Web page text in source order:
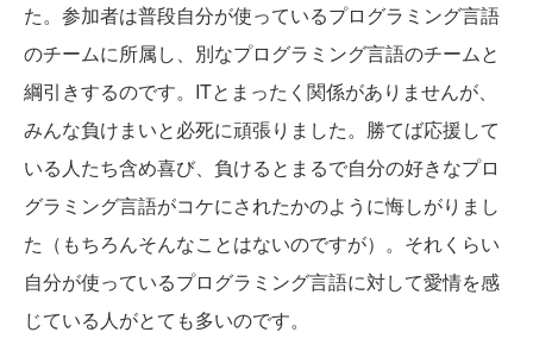
た。参加者は普段自分が使っているプログラミング言語
のチームに所属し、別なプログラミング言語のチームと
綱引きするのです。ITとまったく関係がありませんが、
みんな負けまいと必死に頑張りました。勝てば応援して
いる人たち含め喜び、負けるとまるで自分の好きなプロ
グラミング言語がコケにされたかのように悔しがりまし
た（もちろんそんなことはないのですが）。それくらい
自分が使っているプログラミング言語に対して愛情を感
じている人がとても多いのです。